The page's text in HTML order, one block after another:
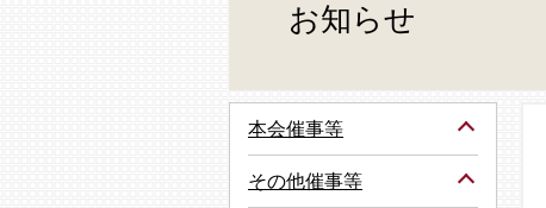
お知らせ
本会催事等
その他催事等